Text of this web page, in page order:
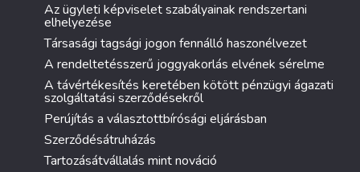
Az ügyleti képviselet szabályainak rendszertani
elhelyezése
Társasági tagsági jogon fennálló haszonélvezet
A rendeltetésszerű joggyakorlás elvének sérelme
A távértékesítés keretében kötött pénzügyi ágazati
szolgáltatási szerződésekről
Perújítás a választottbírósági eljárásban
Szerződésátruházás
Tartozásátvállalás mint nováció